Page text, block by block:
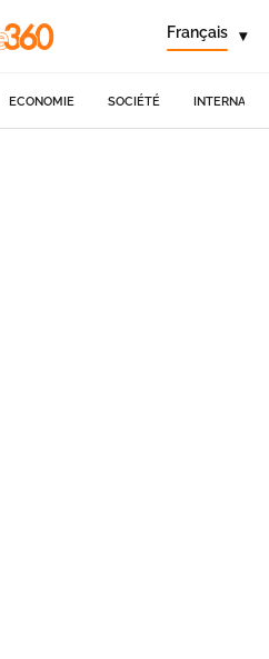
Français ▾
ECONOMIE SOCIÉTÉ